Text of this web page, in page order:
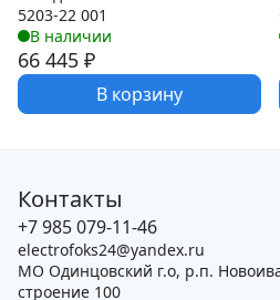
5203-22 001
В наличии
66 445 ₽
В корзину
Контакты
+7 985 079-11-46
electrofoks24@yandex.ru
МО Одинцовский г.о, р.п.
строение 100